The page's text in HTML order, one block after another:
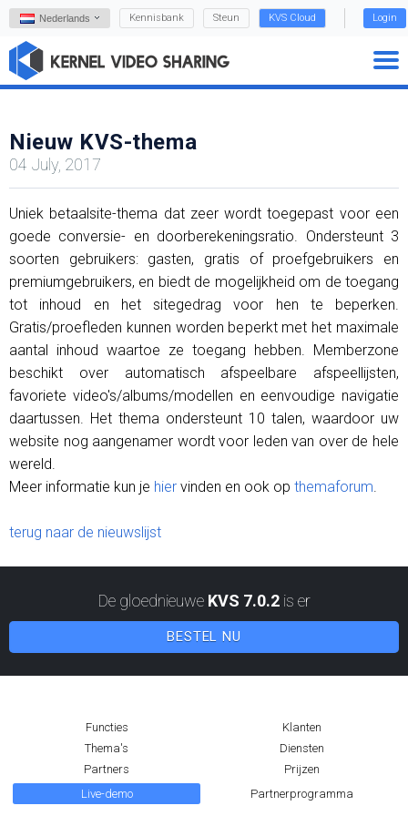
Nederlands Kennisbank Steun KVS Cloud Login
Nieuw KVS-thema
04 July, 2017
Uniek betaalsite-thema dat zeer wordt toegepast voor een
goede conversie- en doorberekeningsratio. Ondersteunt 3
soorten gebruikers: gasten, gratis of proefgebruikers en
premiumgebruikers, en biedt de mogelijkheid om de toegang
tot inhoud en het sitegedrag voor hen te beperken.
Gratis/proefleden kunnen worden beperkt met het maximale
aantal inhoud waartoe ze toegang hebben. Memberzone
beschikt over automatisch afspeelbare afspeellijsten,
favoriete video's/albums/modellen en eenvoudige navigatie
daartussen. Het thema ondersteunt 10 talen, waardoor uw
website nog aangenamer wordt voor leden van over de hele
wereld.
Meer informatie kun je hier vinden en ook op themaforum.
terug naar de nieuwslijst
De gloednieuwe KVS 7.0.2is er
BESTEL NU
Functies
Klanten
Thema's
Diensten
Partners
Prijzen
Live-demo
Partnerprogramma